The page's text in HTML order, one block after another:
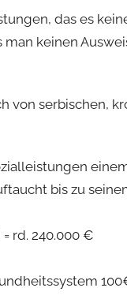
das es
keinen
von serbischen,
bis zu
rd. 240.000 €